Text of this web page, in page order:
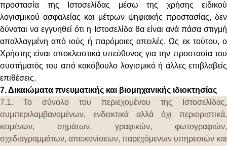
προστασία της Ιστοσελίδας μέσω της χρήσης ειδικού
λογισμικού ασφαλείας και μέτρων ψηφιακής προστασίας, δεν
δύναται να εγγυηθεί ότι η Ιστοσελίδα θα είναι ανά πάσα στιγμή
απαλλαγμένη από ιούς ή παρόμοιες απειλές. Ως εκ τούτου, ο
Χρήστης είναι αποκλειστικά υπεύθυνος για την προστασία του
συστήματός του από κακόβουλο λογισμικό ή άλλες επιβλαβείς
επιθέσεις.
7. Δικαιώματα πνευματικής και βιομηχανικής ιδιοκτησίας
7.1. Το σύνολο του περιεχομένου της Ιστοσελίδας,
συμπεριλαμβανομένων, ενδεικτικά αλλά όχι περιοριστικά,
κειμένων, σημάτων, γραφικών, φωτογραφιών,
σχεδιαγραμμάτων, απεικονίσεων, παρεχόμενων υπηρεσιών και